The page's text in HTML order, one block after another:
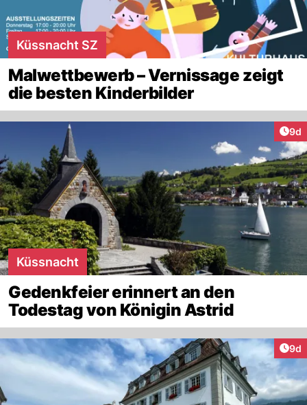
Küssnacht SZ
Malwettbewerb – Vernissage zeigt
die besten Kinderbilder
9d
Küssnacht
Gedenkfeier erinnert an den
Todestag von Königin Astrid
9d